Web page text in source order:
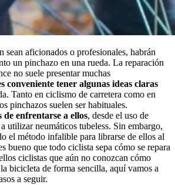
sean aficionados o profesionales, habrán
un pinchazo en una rueda. La reparación
no suele presentar muchas
conveniente tener algunas ideas claras
Tanto en ciclismo de carretera como en
pinchazos suelen ser habituales.
de enfrentarse a ellos, desde el uso de
utilizar neumáticos tubeless. Sin embargo,
el método infalible para librarse de ellos al
bueno que todo ciclista sepa cómo se repara
ciclistas que aún no conozcan cómo
bicicleta de forma sencilla, aquí vamos a
a seguir.